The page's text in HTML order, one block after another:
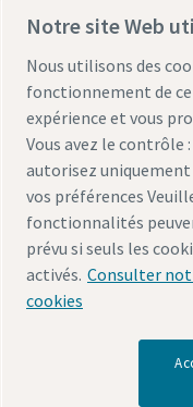
Mentions légales et
Gérer les cookies
© 2026 Atlas Copco
Notre site Web
Nous utilisons des
fonctionnement de
expérience et vous
Vous avez le contrôle
autorisez
vos préférences
fonctionnalités
prévu si seuls les
activés. Consulter
cookies